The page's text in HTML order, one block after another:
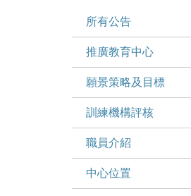
所有公告
推廣教育中心
願景策略及目標
訓練機構評核
職員介紹
中心位置